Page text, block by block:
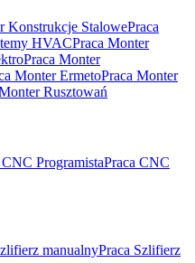
Konstrukcje StalowePraca
HVACPraca Monter
Praca Monter
Monter ErmetoPraca Monter
Rusztowań
CNC ProgramistaPraca CNC
manualnyPraca Szlifierz